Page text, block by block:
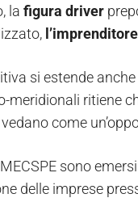
la figura driver
l’imprenditore
si estende anche
meridionali ritiene
come
sono
delle imprese